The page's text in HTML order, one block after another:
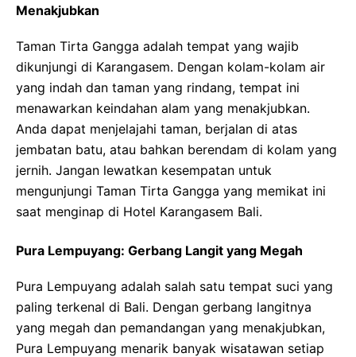
Menakjubkan
Taman Tirta Gangga adalah tempat yang wajib
dikunjungi di Karangasem. Dengan kolam-kolam air
yang indah dan taman yang rindang, tempat ini
menawarkan keindahan alam yang menakjubkan.
Anda dapat menjelajahi taman, berjalan di atas
jembatan batu, atau bahkan berendam di kolam yang
jernih. Jangan lewatkan kesempatan untuk
mengunjungi Taman Tirta Gangga yang memikat ini
saat menginap di Hotel Karangasem Bali.
Pura Lempuyang: Gerbang Langit yang Megah
Pura Lempuyang adalah salah satu tempat suci yang
paling terkenal di Bali. Dengan gerbang langitnya
yang megah dan pemandangan yang menakjubkan,
Pura Lempuyang menarik banyak wisatawan setiap